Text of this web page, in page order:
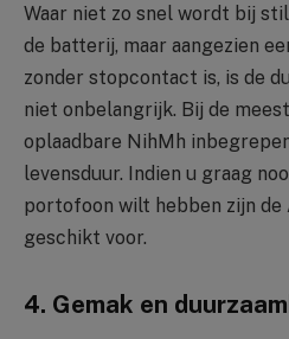
Waar niet zo snel wordt bij
de batterij, maar aangezien
zonder stopcontact is, is de
niet onbelangrijk. Bij de
oplaadbare NihMh
levensduur. Indien u graag
portofoon wilt hebben zijn
geschikt voor.
4. Gemak en